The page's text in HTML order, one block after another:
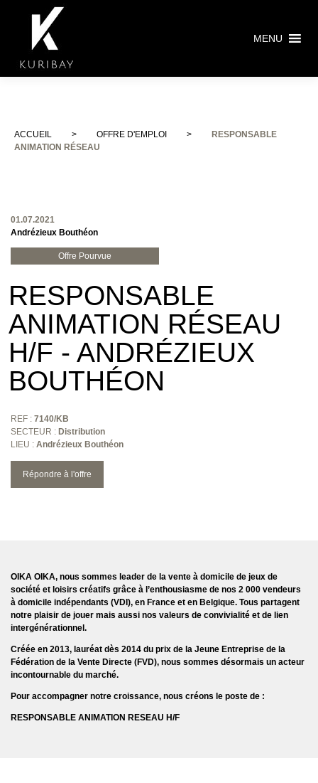
MENU
ACCUEIL > OFFRE D'EMPLOI >
RESPONSABLE
ANIMATION RÉSEAU
01.07.2021
Andrézieux Bouthéon
Offre Pourvue
RESPONSABLE
ANIMATION RÉSEAU
H/F - ANDRÉZIEUX
BOUTHÉON
REF : 7140/KB
SECTEUR : Distribution
LIEU : Andrézieux Bouthéon
Répondre à l'offre
OIKA OIKA, nous sommes leader de la vente à domicile de jeux de
société et loisirs créatifs grâce à l’enthousiasme de nos 2 000 vendeurs
à domicile indépendants (VDI), en France et en Belgique. Tous partagent
notre plaisir de jouer mais aussi nos valeurs de convivialité et de lien
intergénérationnel.
Créée en 2013, lauréat dès 2014 du prix de la Jeune Entreprise de la
Fédération de la Vente Directe (FVD), nous sommes désormais un acteur
incontournable du marché.
Pour accompagner notre croissance, nous créons le poste de :
RESPONSABLE ANIMATION RESEAU H/F